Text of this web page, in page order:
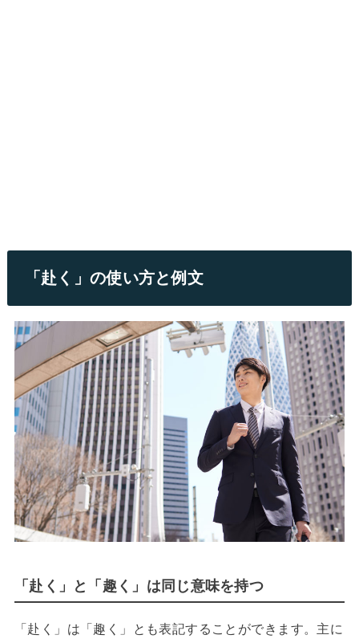
「赴く」の使い方と例文
「赴く」と「趣く」は同じ意味を持つ
「赴く」は「趣く」とも表記することができます。主に